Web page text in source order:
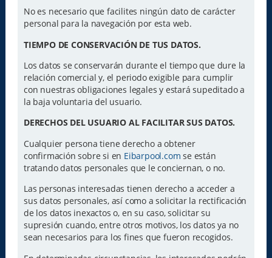
No es necesario que facilites ningún dato de carácter
personal para la navegación por esta web.
TIEMPO DE CONSERVACIÓN DE TUS DATOS.
Los datos se conservarán durante el tiempo que dure la
relación comercial y, el periodo exigible para cumplir
con nuestras obligaciones legales y estará supeditado a
la baja voluntaria del usuario.
DERECHOS DEL USUARIO AL FACILITAR SUS DATOS.
Cualquier persona tiene derecho a obtener
confirmación sobre si en Eibarpool.com se están
tratando datos personales que le conciernan, o no.
Las personas interesadas tienen derecho a acceder a
sus datos personales, así como a solicitar la rectificación
de los datos inexactos o, en su caso, solicitar su
supresión cuando, entre otros motivos, los datos ya no
sean necesarios para los fines que fueron recogidos.